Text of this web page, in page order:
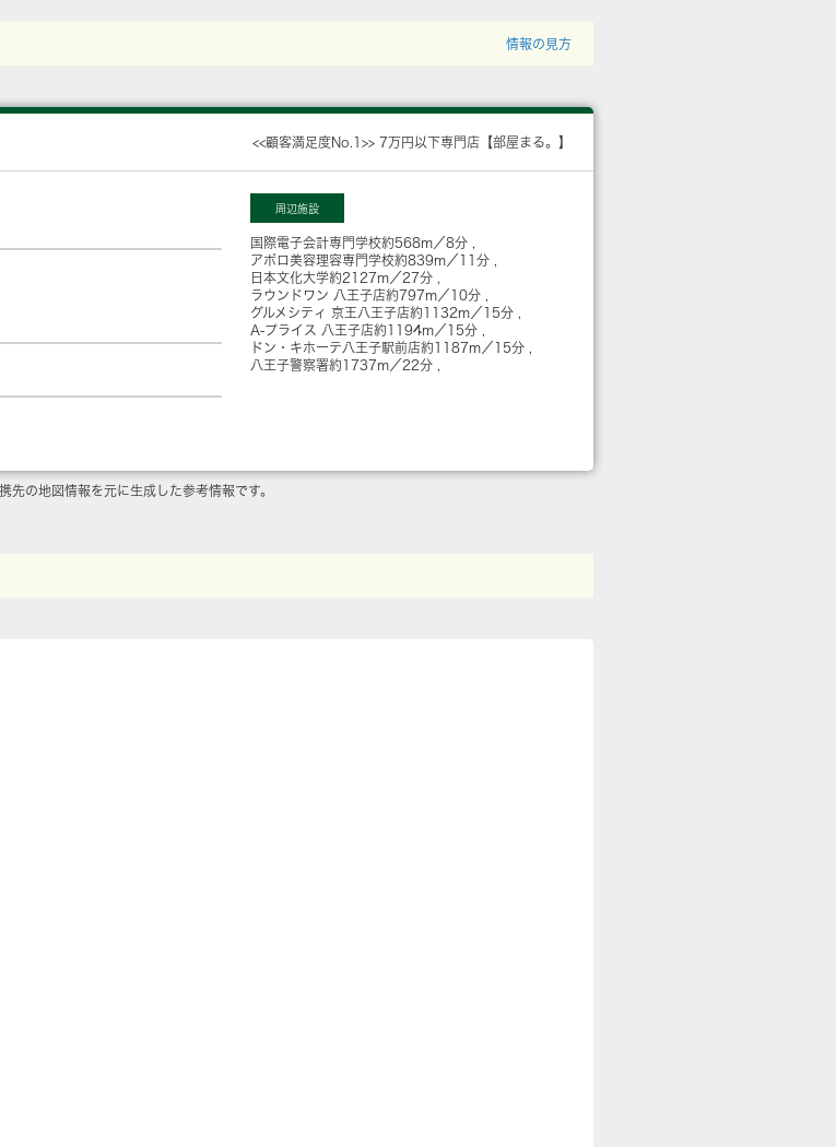
情報の見方
<<顧客満足度No.1>> 7万円以下専門店【部屋まる。】
周辺施設
国際電子会計専門学校約568m／8分
アポロ美容理容専門学校約839m／11分
日本文化大学約2127m／27分
ラウンドワン 八王子店約797m／10分
グルメシティ 京王八王子店約1132m／15分
A-プライス 八王子店約1194m／15分
ドン・キホーテ八王子駅前店約1187m／15分
八王子警察署約1737m／22分
の地図情報を元に生成した参考情報です。